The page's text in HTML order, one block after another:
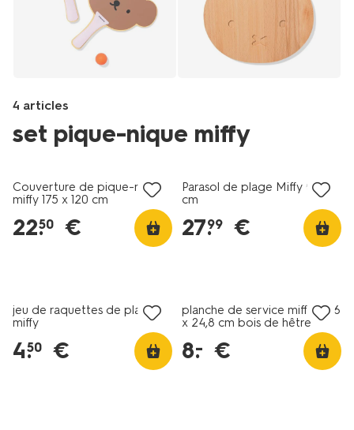
4 articles
set pique-nique miffy
be/manger-
cuisiner/cuisiner/planches-
a-
346-
x-
248-
cm-
Products
soldes
Couverture de pique-nique
miffy 175 x 120 cm
22.
50 €
Parasol de plage Miffy Ø170
cm
27.
99 €
jeu de raquettes de plage
miffy
4.
50 €
planche de service miffy 34,6
x 24,8 cm bois de hêtre
8.
– €